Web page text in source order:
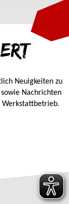
Neuigkeiten zu
Nachrichten
Werkstattbetrieb.